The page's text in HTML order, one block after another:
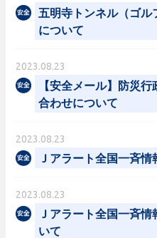
五明寺トンネル（ゴル
について
2023.08.23
【安全メール】防災
合わせについて
2023.08.23
Ｊアラート全国一斉
2023.08.23
Ｊアラート全国一斉
いて